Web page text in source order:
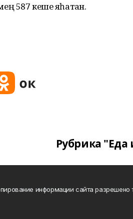
587 кеше яһатҡан.
Рубрика
информации сайта разрешено